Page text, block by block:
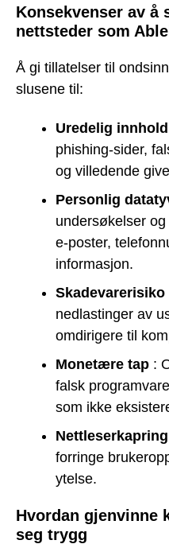
Konsekvenser av å
nettsteder som
Å gi tillatelser til
slusene til:
Uredelig innhold
phishing-sider,
og villedende
Personlig
undersøkelser
e-poster,
informasjon.
Skadevarerisiko
nedlastinger av
omdirigere til
Monetære tap :
falsk
som ikke
Nettleserkapring
forringe
ytelse.
Hvordan gjenvinne
seg trygg